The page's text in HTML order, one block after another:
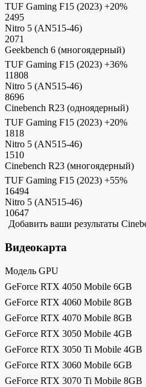
TUF Gaming F15 (2023) +20%
2495
Nitro 5 (AN515-46)
2071
Geekbench 6 (многоядерный)
TUF Gaming F15 (2023) +36%
11808
Nitro 5 (AN515-46)
8696
Cinebench R23 (одноядерный)
TUF Gaming F15 (2023) +20%
1818
Nitro 5 (AN515-46)
1510
Cinebench R23 (многоядерный)
TUF Gaming F15 (2023) +55%
16494
Nitro 5 (AN515-46)
10647
Добавить ваши результаты
Видеокарта
Модель GPU
GeForce RTX 4050 Mobile 6GB
GeForce RTX 4060 Mobile 8GB
GeForce RTX 4070 Mobile 8GB
GeForce RTX 3050 Mobile 4GB
GeForce RTX 3050 Ti Mobile 4GB
GeForce RTX 3060 Mobile 6GB
GeForce RTX 3070 Ti Mobile 8GB